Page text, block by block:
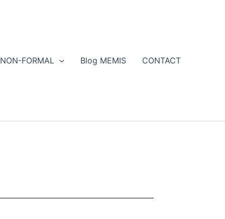
NON-FORMAL Blog MEMIS CONTACT